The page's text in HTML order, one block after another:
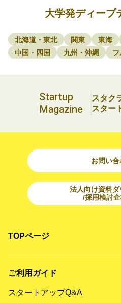
大学発ディープ
北海道・東北 関東 東海
中国・四国
九州・沖縄
Startup
Magazine
スタク
スター
お問い
法人向け資料
/採用検討
TOPページ
ご利用ガイド
スタートアップQ&A